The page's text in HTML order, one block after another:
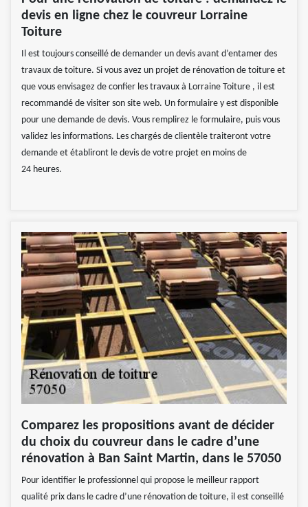
devis en ligne chez le couvreur Lorraine
Toiture
Il est toujours conseillé de demander un devis avant d’entamer des
travaux de toiture. Si vous avez un projet de rénovation de toiture et
que vous envisagez de confier les travaux à Lorraine Toiture , il est
recommandé de visiter son site web. Un formulaire y est disponible
pour une demande de devis. Vous remplirez le formulaire, puis vous
validez les informations. Les chargés de clientèle traiteront votre
demande et établiront le devis de votre projet en moins de
24 heures.
Comparez les propositions avant de décider
du choix du couvreur dans le cadre d’une
rénovation à Ban Saint Martin, dans le 57050
Pour identifier le professionnel qui propose le meilleur rapport
qualité prix dans le cadre d’une rénovation de toiture, il est conseillé